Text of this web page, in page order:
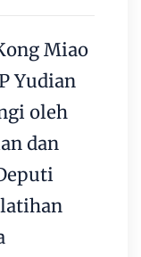
Miao
Yudian
oleh
dan